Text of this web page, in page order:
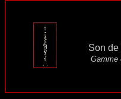
Son
Gamme